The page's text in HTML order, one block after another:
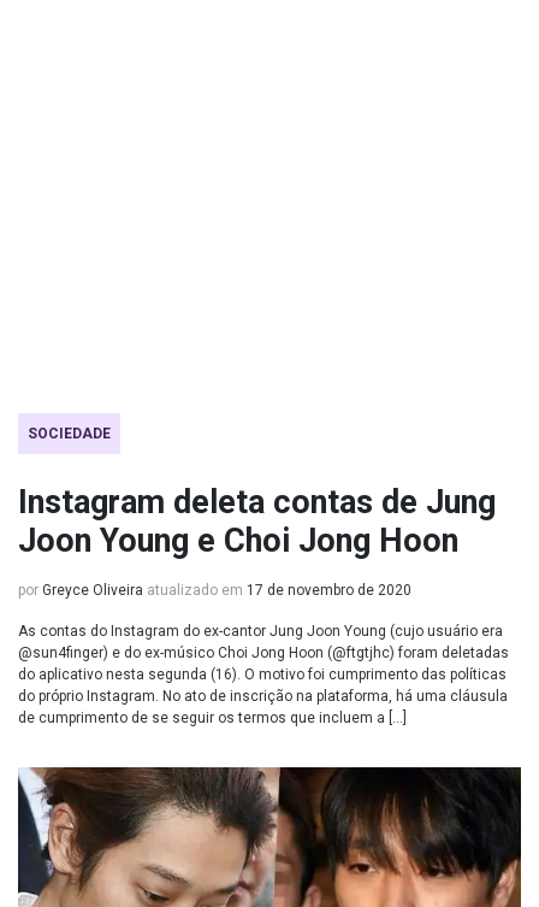
SOCIEDADE
Instagram deleta contas de Jung
Joon Young e Choi Jong Hoon
por Greyce Oliveira atualizado em 17 de novembro de 2020
As contas do Instagram do ex-cantor Jung Joon Young (cujo usuário era
@sun4finger) e do ex-músico Choi Jong Hoon (@ftgtjhc) foram deletadas
do aplicativo nesta segunda (16). O motivo foi cumprimento das políticas
do próprio Instagram. No ato de inscrição na plataforma, há uma cláusula
de cumprimento de se seguir os termos que incluem a […]